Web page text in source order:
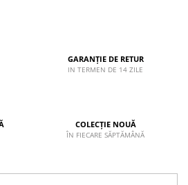
GARANȚIE DE RETUR
IN TERMEN DE 14 ZILE
COLECȚIE NOUĂ
ÎN FIECARE SĂPTĂMÂNĂ